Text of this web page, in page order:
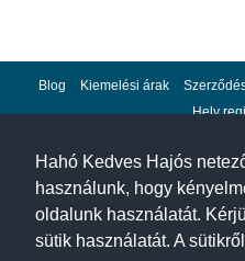
Hahó Kedves Hajós
használunk, hogy
oldalunk használatát.
sütik használatát. A
Blog Kiemelési árak
Hely
Adatvédelem Impresszum A
A hahohajo.hu online